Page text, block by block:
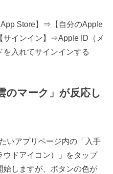
Store】⇒【自分のApple
インイン】⇒Apple ID（メ
入れてサインインする
のマーク」が反応し
いアプリページ内の「入手
ウドアイコン）」をタップ
しますが、ボタンの色が